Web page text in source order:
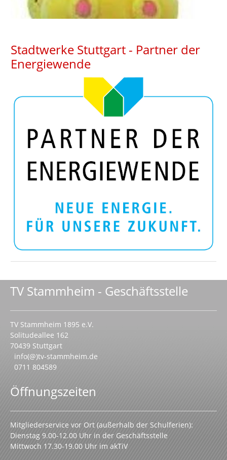
Stadtwerke Stuttgart - Partner der
Energiewende
TV Stammheim - Geschäftsstelle
TV Stammheim 1895 e.V.
Solitudeallee 162
70439 Stuttgart
0711 804589
Öffnungszeiten
Mitgliederservice vor Ort (außerhalb der Schulferien):